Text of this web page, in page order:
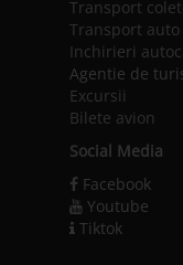
Transport
Transport
Inchirieri
Agentie de
Excursii
Bilete avion
Social Media
Facebook
Youtube
Tiktok